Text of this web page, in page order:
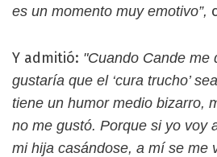
es un momento muy emotivo”,
Y admitió: "Cuando Cande me
gustaría que el ‘cura trucho’
tiene un humor medio bizarro,
no me gustó. Porque si yo voy
mi hija casándose, a mí se me